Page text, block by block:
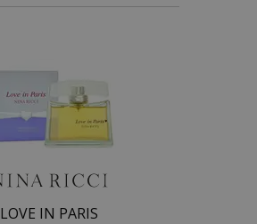
LOVE IN PARIS